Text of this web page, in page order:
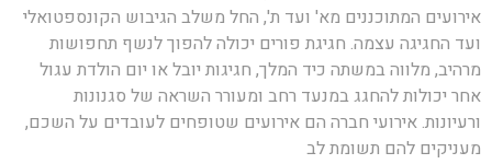
אירועים המתוכננים מא' ועד ת', החל משלב הגיבוש הקונספטואלי
ועד החגיגה עצמה. חגיגת פורים יכולה להפוך לנשף תחפושות
מרהיב, מלווה במשתה כיד המלך, חגיגות יובל או יום הולדת עגול
אחר יכולות להחגג במנעד רחב ומעורר השראה של סגנונות
ורעיונות. אירועי חברה הם אירועים שטופחים לעובדים על השכם,
מעניקים להם תשומת לב